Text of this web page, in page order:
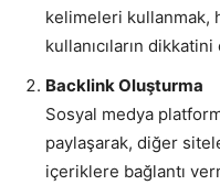
kelimeleri kullanmak,
kullanıcıların dikkatini
Backlink Oluşturma
Sosyal medya
paylaşarak, diğer
içeriklere bağlantı